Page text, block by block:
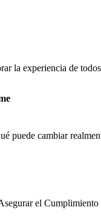
la experiencia de
puede cambiar
el